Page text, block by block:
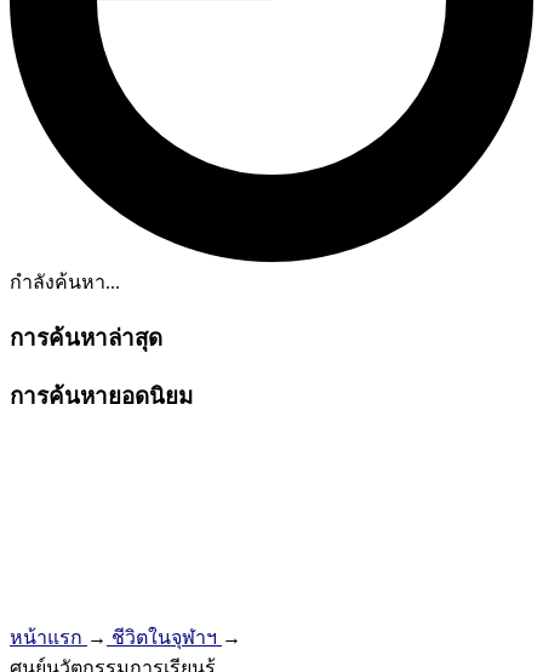
กำลังค้นหา...
การค้นหาล่าสุด
การค้นหายอดนิยม
หน้าแรก → ชีวิตในจุฬาฯ →